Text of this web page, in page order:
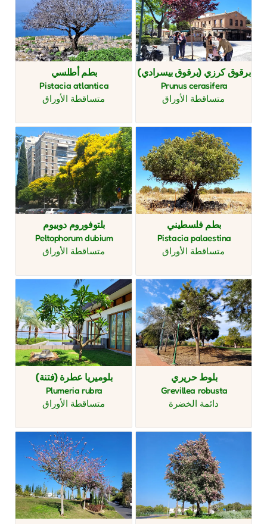
برقوق كرزي (برقوق بيسرادي)
Prunus cerasifera
متساقطة الأوراق
بطم أطلسي
Pistacia atlantica
متساقطة الأوراق
بطم فلسطيني
Pistacia palaestina
متساقطة الأوراق
بلتوفوروم دوبيوم
Peltophorum dubium
متساقطة الأوراق
بلوط حريري
Grevillea robusta
دائمة الخضرة
بلوميريا عطرة (فتنة)
Plumeria rubra
متساقطة الأوراق